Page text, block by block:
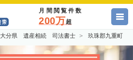
月間閲覧件数
200万超
大分県 遺産相続 司法書士 玖珠郡九重町